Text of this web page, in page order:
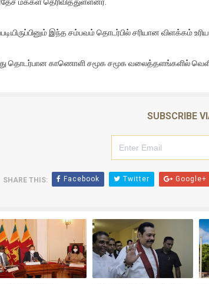
32 CM விநோத கன்றுக்குட்டி! (வீடியோ)
அல்வா கொடுக்கின்றது இலங்கை!
இந்த சம்பவம் தொடர்பில் சரியான விளக்கம்
தொடர்பான காணொளி சமூக சமூக வலைத்தளங்களில்
SUBSCRIBE
SHARE THIS: Facebook Twitter Google+